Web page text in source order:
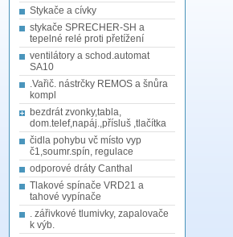
Stykače a cívky
stykače SPRECHER-SH a
tepelné relé proti přetížení
ventilátory a schod.automat
SA10
.Vařič. nástrčky REMOS a šnůra
kompl
bezdrát zvonky,tabla,
dom.telef,napáj.,přísluš ,tlačítka
čidla pohybu vč místo vyp
č1,soumr.spín, regulace
odporové dráty Canthal
Tlakové spínače VRD21 a
tahové vypínače
. zářivkové tlumivky, zapalovače
k výb.